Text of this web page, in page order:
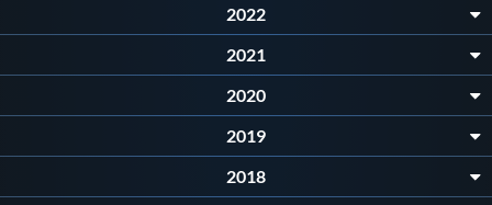
Videogallery
Webmail
2022
2021
2020
2019
2018